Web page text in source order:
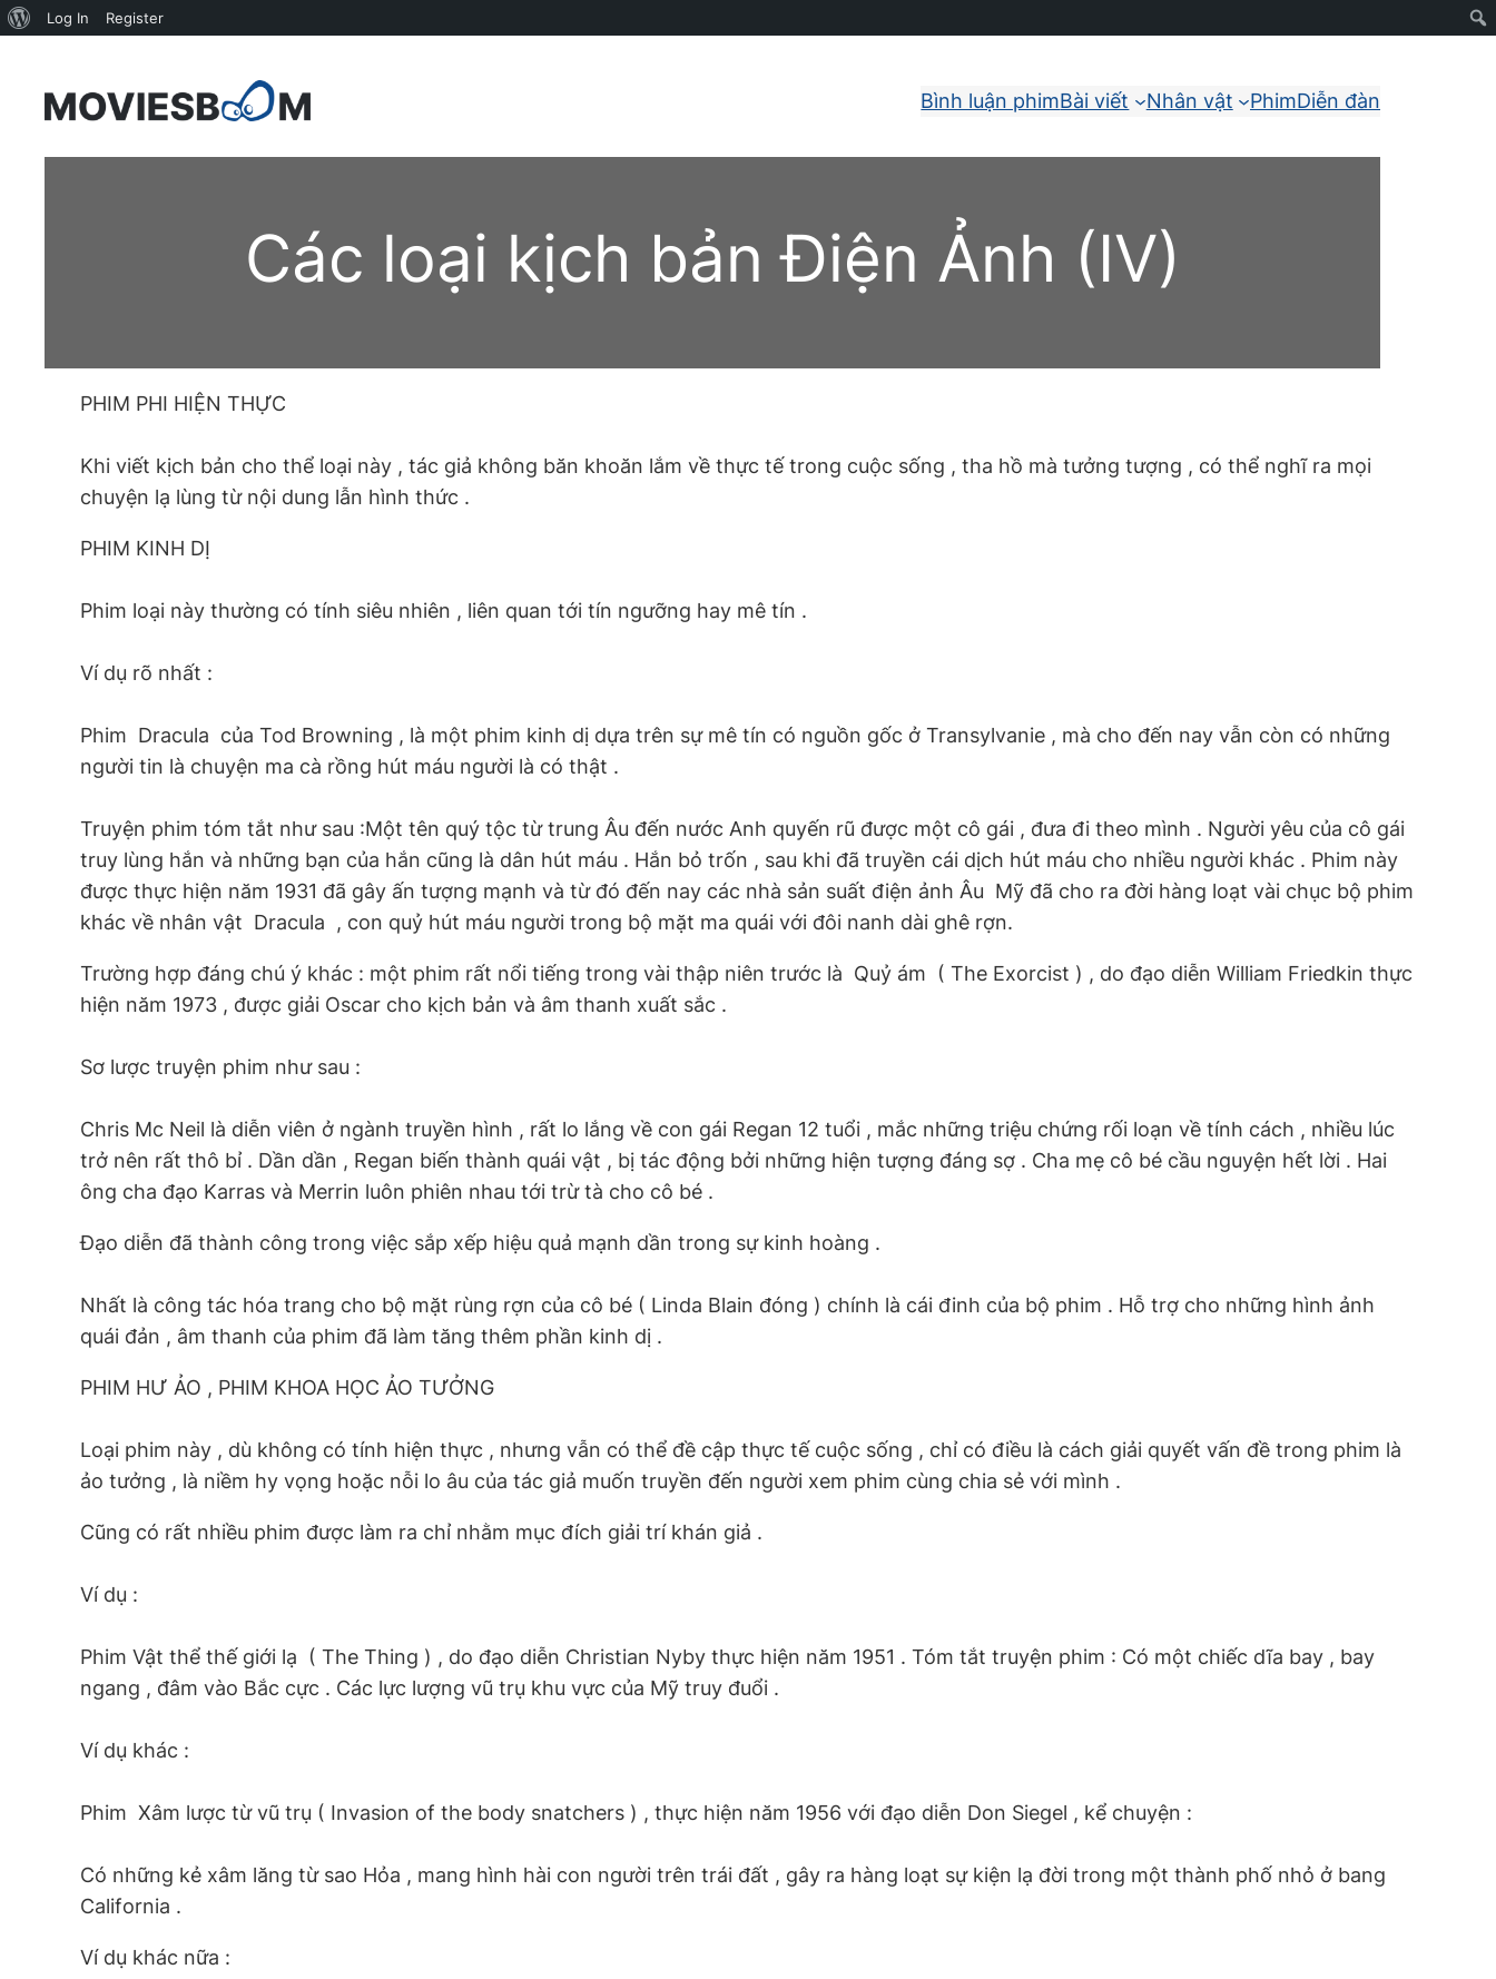
content
Bình luận phimBài viết Nhân vật PhimDiễn đàn
Các loại kịch bản Điện Ảnh (IV)
PHIM PHI HIỆN THỰC
Khi viết kịch bản cho thể loại này , tác giả không băn khoăn lắm về thực tế trong cuộc sống , tha hồ mà tưởng tượng , có thể nghĩ ra mọi
chuyện lạ lùng từ nội dung lẫn hình thức .
PHIM KINH DỊ
Phim loại này thường có tính siêu nhiên , liên quan tới tín ngưỡng hay mê tín .
Ví dụ rõ nhất :
Phim  Dracula  của Tod Browning , là một phim kinh dị dựa trên sự mê tín có nguồn gốc ở Transylvanie , mà cho đến nay vẫn còn có những
người tin là chuyện ma cà rồng hút máu người là có thật .
Truyện phim tóm tắt như sau :Một tên quý tộc từ trung Âu đến nước Anh quyến rũ được một cô gái , đưa đi theo mình . Người yêu của cô gái
truy lùng hắn và những bạn của hắn cũng là dân hút máu . Hắn bỏ trốn , sau khi đã truyền cái dịch hút máu cho nhiều người khác . Phim này
được thực hiện năm 1931 đã gây ấn tượng mạnh và từ đó đến nay các nhà sản suất điện ảnh Âu  Mỹ đã cho ra đời hàng loạt vài chục bộ phim
khác về nhân vật  Dracula  , con quỷ hút máu người trong bộ mặt ma quái với đôi nanh dài ghê rợn.
Trường hợp đáng chú ý khác : một phim rất nổi tiếng trong vài thập niên trước là  Quỷ ám  ( The Exorcist ) , do đạo diễn William Friedkin thực
hiện năm 1973 , được giải Oscar cho kịch bản và âm thanh xuất sắc .
Sơ lược truyện phim như sau :
Chris Mc Neil là diễn viên ở ngành truyền hình , rất lo lắng về con gái Regan 12 tuổi , mắc những triệu chứng rối loạn về tính cách , nhiều lúc
trở nên rất thô bỉ . Dần dần , Regan biến thành quái vật , bị tác động bởi những hiện tượng đáng sợ . Cha mẹ cô bé cầu nguyện hết lời . Hai
ông cha đạo Karras và Merrin luôn phiên nhau tới trừ tà cho cô bé .
Đạo diễn đã thành công trong việc sắp xếp hiệu quả mạnh dần trong sự kinh hoàng .
Nhất là công tác hóa trang cho bộ mặt rùng rợn của cô bé ( Linda Blain đóng ) chính là cái đinh của bộ phim . Hỗ trợ cho những hình ảnh
quái đản , âm thanh của phim đã làm tăng thêm phần kinh dị .
PHIM HƯ ẢO , PHIM KHOA HỌC ẢO TƯỞNG
Loại phim này , dù không có tính hiện thực , nhưng vẫn có thể đề cập thực tế cuộc sống , chỉ có điều là cách giải quyết vấn đề trong phim là
ảo tưởng , là niềm hy vọng hoặc nỗi lo âu của tác giả muốn truyền đến người xem phim cùng chia sẻ với mình .
Cũng có rất nhiều phim được làm ra chỉ nhằm mục đích giải trí khán giả .
Ví dụ :
Phim Vật thể thế giới lạ  ( The Thing ) , do đạo diễn Christian Nyby thực hiện năm 1951 . Tóm tắt truyện phim : Có một chiếc dĩa bay , bay
ngang , đâm vào Bắc cực . Các lực lượng vũ trụ khu vực của Mỹ truy đuổi .
Ví dụ khác :
Phim  Xâm lược từ vũ trụ ( Invasion of the body snatchers ) , thực hiện năm 1956 với đạo diễn Don Siegel , kể chuyện :
Có những kẻ xâm lăng từ sao Hỏa , mang hình hài con người trên trái đất , gây ra hàng loạt sự kiện lạ đời trong một thành phố nhỏ ở bang
California .
Ví dụ khác nữa :
About
Log In Register